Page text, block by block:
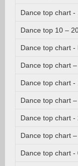
Dance top chart -
Dance top 10 –
Dance top chart -
Dance top chart
Dance top chart -
Dance top chart
Dance top chart -
Dance top chart –
Dance top chart -